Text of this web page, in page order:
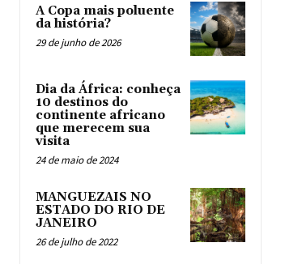
A Copa mais poluente
da história?
29 de junho de 2026
Dia da África: conheça
10 destinos do
continente africano
que merecem sua
visita
24 de maio de 2024
MANGUEZAIS NO
ESTADO DO RIO DE
JANEIRO
26 de julho de 2022